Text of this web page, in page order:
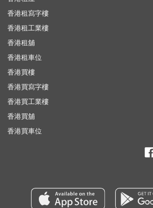
香港租寫字樓
香港租工業樓
香港租舖
香港租車位
香港買樓
香港買寫字樓
香港買工業樓
香港買舖
香港買車位